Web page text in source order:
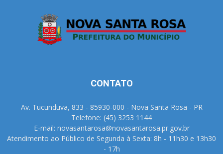
CONTATO
Av. Tucunduva, 833 - 85930-000 - Nova Santa Rosa - PR
Telefone: (45) 3253 1144
E-mail: novasantarosa@novasantarosa.pr.gov.br
Atendimento ao Público de Segunda à Sexta: 8h - 11h30 e 13h30
- 17h